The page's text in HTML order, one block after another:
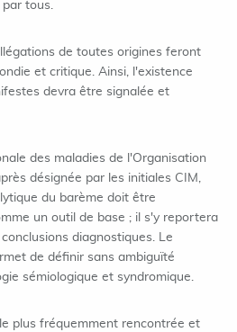
tous.
de toutes origines feront
et critique. Ainsi, l'existence
devra être signalée et
des maladies de l'Organisation
désignée par les initiales CIM,
du barème doit être
un outil de base ; il s'y reportera
diagnostiques. Le
de définir sans ambiguïté
sémiologique et syndromique.
plus fréquemment rencontrée et